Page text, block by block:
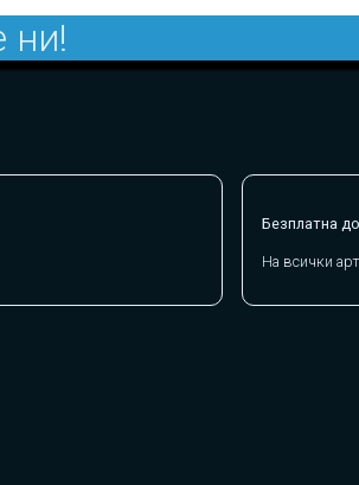
ни!
Безплатна
На всички